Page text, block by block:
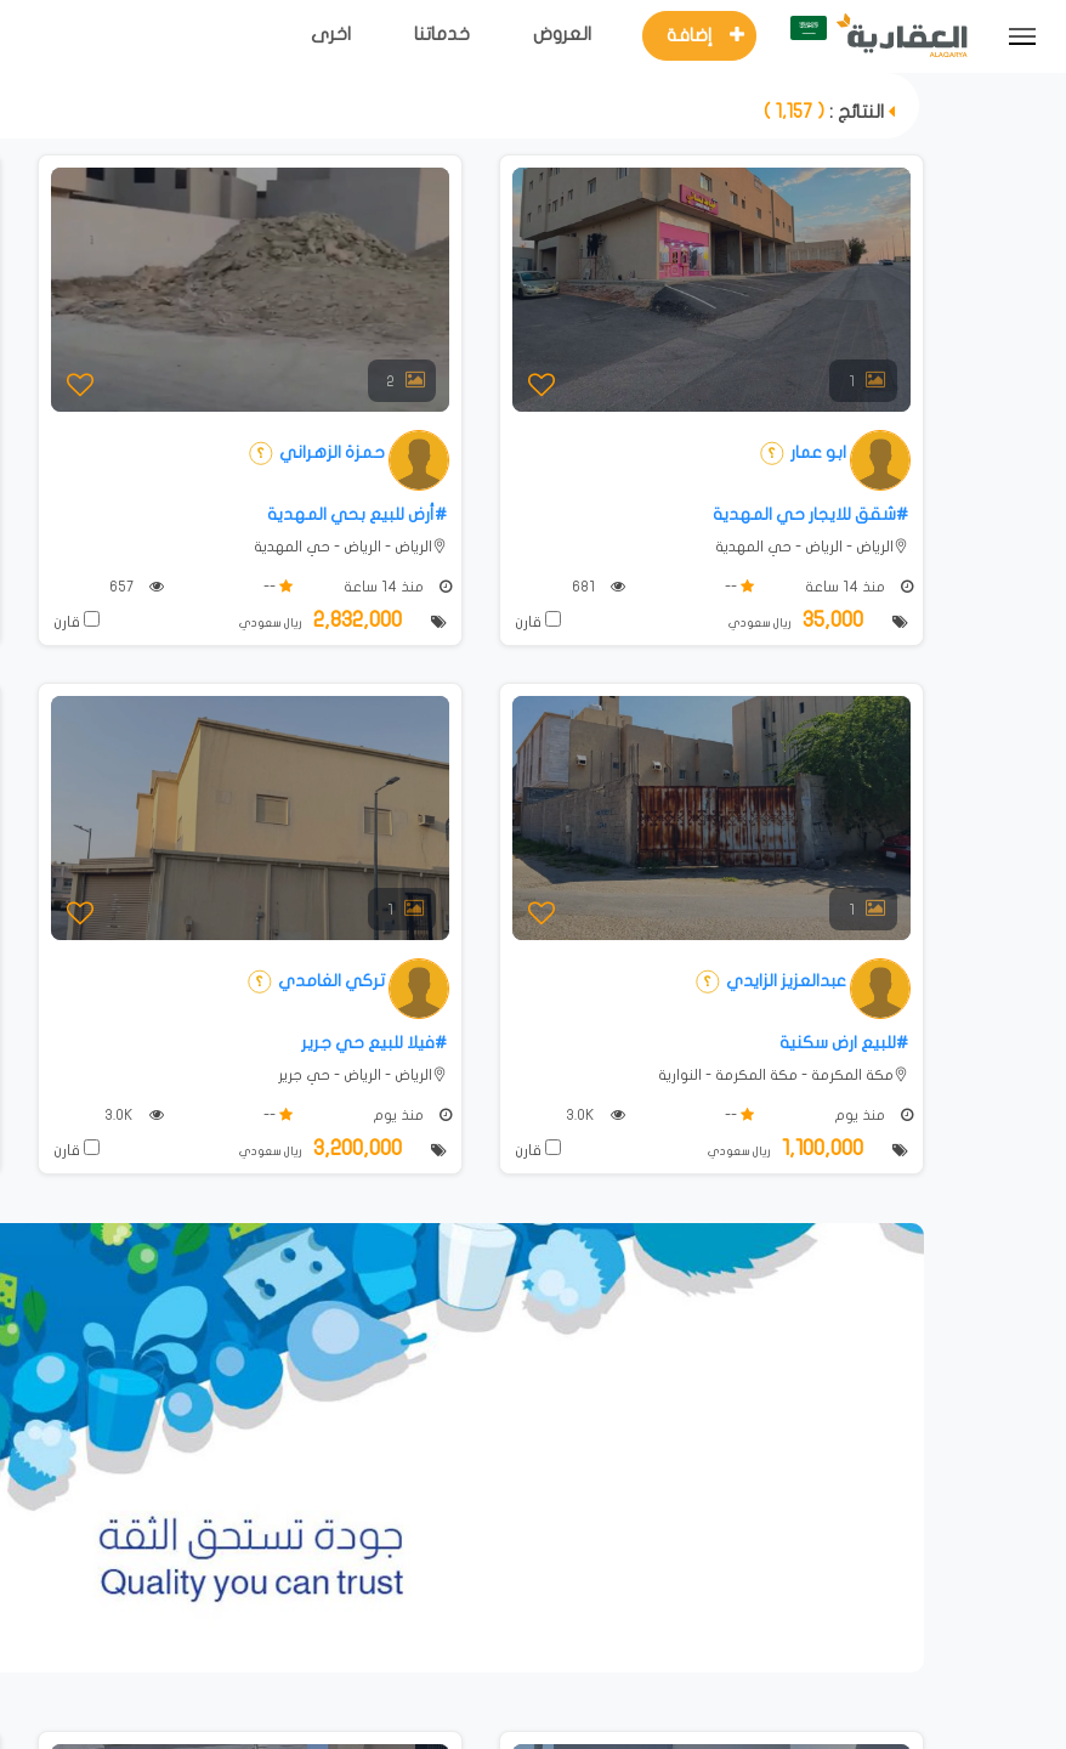
إضافة العروض خدماتنا اخرى
النتائج : ( 1,157 )
1
ابو عمار
#شقق للايجار حي المهدية
الرياض - الرياض - حي المهدية
منذ 14 ساعة --
ريال سعودي قارن
2
حمزة الزهراني
#أرض للبيع بحي المهدية
الرياض - الرياض - حي المهدية
منذ 14 ساعة --
ريال سعودي قارن
1
عبدالعزيز الزايدي
#للبيع ارض سكنية
مكة المكرمة - مكة المكرمة - النوارية
منذ يوم --
ريال سعودي قارن
1
تركي الغامدي
#فيلا للبيع حي جرير
الرياض - الرياض - حي جرير
منذ يوم --
ريال سعودي قارن